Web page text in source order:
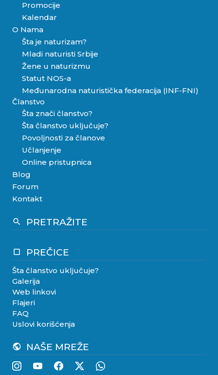
Promocije
Kalendar
O Nama
Šta je naturizam?
Mladi naturisti Srbije
Žene u naturizmu
Statut NOS-a
Međunarodna naturistička federacija (INF-FNI)
Članstvo
Šta znači članstvo?
Šta članstvo uključuje?
Povoljnosti za članove
Učlanjenje
Online pristupnica
Blog
Forum
Kontakt
search PRETRAŽITE
crop_square PREČICE
Šta članstvo uključuje?
Galerija
Web linkovi
Flajeri
FAQ
Uslovi korišćenja
public NAŠE MREŽE